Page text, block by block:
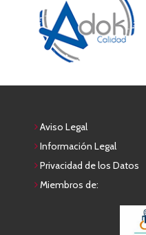
Aviso Legal
Información Legal
Privacidad de los Datos
Miembros de: